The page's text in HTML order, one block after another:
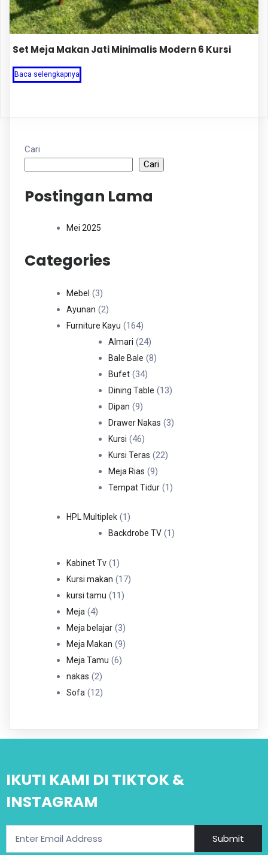
Set Meja Makan Jati Minimalis Modern 6 Kursi
Baca selengkapnya
Cari
Cari
Postingan Lama
Mei 2025
Categories
Mebel 33
Produk
Ayunan 22
Produk
Furniture Kayu 164164
Produk
Almari 2424
Produk
Bale Bale 88
Bufet 3434
Produk
Dining Table 1313
Dipan 99
Produk
Drawer Nakas 33
Kursi 4646
Produk
Kursi Teras 2222
Meja Rias 99
Produk
Tempat Tidur 11
HPL Multiplek 11
Produk
Backdrobe TV 11
Kabinet Tv 11
Produk
Kursi makan 1717
kursi tamu 1111
Meja 44
Produk
Meja belajar 33
Produk
Meja Makan 99
Meja Tamu 66
nakas 22
Produk
Sofa 1212
IKUTI KAMI DI TIKTOK &
INSTAGRAM
Submit